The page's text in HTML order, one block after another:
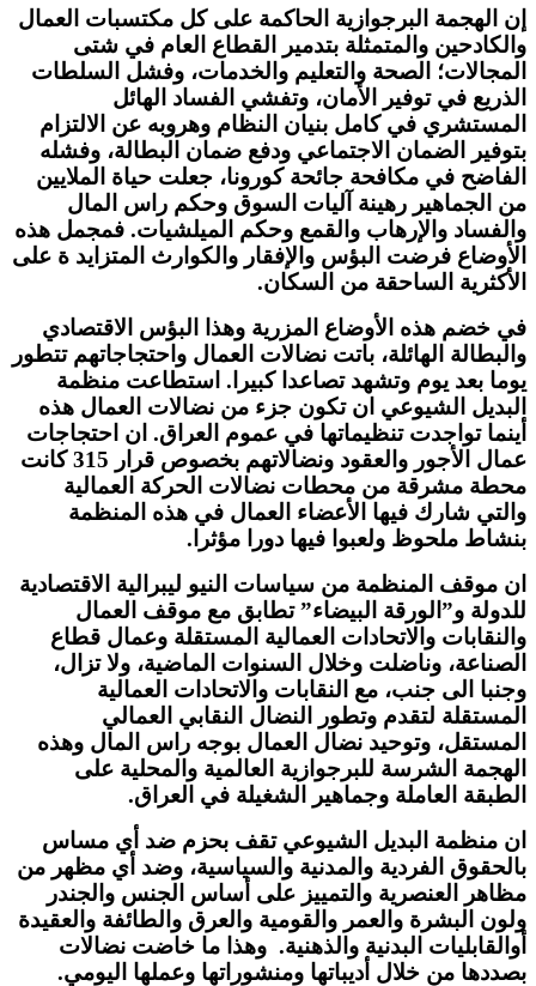
إن الهجمة البرجوازية الحاكمة على كل مكتسبات العمال
والكادحين والمتمثلة بتدمير القطاع العام في شتى
المجالات؛ الصحة والتعليم والخدمات، وفشل السلطات
الذريع في توفير الأمان، وتفشي الفساد الهائل
المستشري في كامل بنيان النظام وهروبه عن الالتزام
بتوفير الضمان الاجتماعي ودفع ضمان البطالة، وفشله
الفاضح في مكافحة جائحة كورونا، جعلت حياة الملايين
من الجماهير رهينة آليات السوق وحكم راس المال
والفساد والإرهاب والقمع وحكم الميلشيات. فمجمل هذه
الأوضاع فرضت البؤس والإفقار والكوارث المتزايد ة على
الأكثرية الساحقة من السكان.
في خضم هذه الأوضاع المزرية وهذا البؤس الاقتصادي
والبطالة الهائلة، باتت نضالات العمال واحتجاجاتهم تتطور
يوما بعد يوم وتشهد تصاعدا كبيرا. استطاعت منظمة
البديل الشيوعي ان تكون جزء من نضالات العمال هذه
أينما تواجدت تنظيماتها في عموم العراق. ان احتجاجات
عمال الأجور والعقود ونضالاتهم بخصوص قرار 315 كانت
محطة مشرقة من محطات نضالات الحركة العمالية
والتي شارك فيها الأعضاء العمال في هذه المنظمة
بنشاط ملحوظ ولعبوا فيها دورا مؤثرا.
ان موقف المنظمة من سياسات النيو ليبرالية الاقتصادية
للدولة و”الورقة البيضاء” تطابق مع موقف العمال
والنقابات والاتحادات العمالية المستقلة وعمال قطاع
الصناعة، وناضلت وخلال السنوات الماضية، ولا تزال،
وجنبا الى جنب، مع النقابات والاتحادات العمالية
المستقلة لتقدم وتطور النضال النقابي العمالي
المستقل، وتوحيد نضال العمال بوجه راس المال وهذه
الهجمة الشرسة للبرجوازية العالمية والمحلية على
الطبقة العاملة وجماهير الشغيلة في العراق.
ان منظمة البديل الشيوعي تقف بحزم ضد أي مساس
بالحقوق الفردية والمدنية والسياسية، وضد أي مظهر من
مظاهر العنصرية والتمييز على أساس الجنس والجندر
ولون البشرة والعمر والقومية والعرق والطائفة والعقيدة
أوالقابليات البدنية والذهنية. وهذا ما خاضت نضالات
بصددها من خلال أديباتها ومنشوراتها وعملها اليومي.